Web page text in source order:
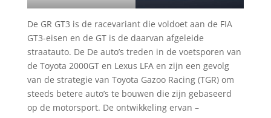
De GR GT3 is de racevariant die voldoet aan de FIA
GT3-eisen en de GT is de daarvan afgeleide
straatauto. De De auto’s treden in de voetsporen van
de Toyota 2000GT en Lexus LFA en zijn een gevolg
van de strategie van Toyota Gazoo Racing (TGR) om
steeds betere auto’s te bouwen die zijn gebaseerd
op de motorsport. De ontwikkeling ervan –